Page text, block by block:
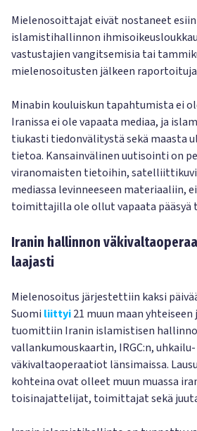
Mielenosoittajat eivät nostaneet
islamistihallinnon
vastustajien vangitsemisia tai
mielenosoitusten jälkeen
Minabin kouluiskun tapahtumista ei
Iranissa ei ole vapaata mediaa, ja
tiukasti tiedonvälitystä sekä maasta
tietoa. Kansainvälinen uutisointi on
viranomaisten tietoihin,
mediassa levinneeseen materiaaliin,
toimittajilla ole ollut vapaata pääsyä
Iranin hallinnon
laajasti
Mielenosoitus järjestettiin kaksi
Suomi liittyi21 muun maan
tuomittiin Iranin islamistisen
vallankumouskaartin, IRGC:n, uhkailu-
väkivaltaoperaatiot länsimaissa.
kohteina ovat olleet muun muassa
toisinajattelijat, toimittajat sekä